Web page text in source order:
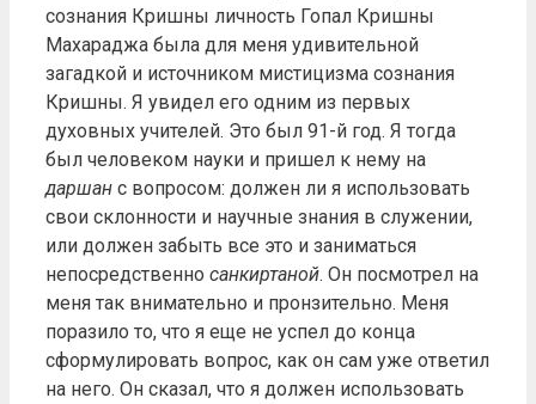
сознания Кришны личность Гопал Кришны
Махараджа была для меня удивительной
загадкой и источником мистицизма сознания
Кришны. Я увидел его одним из первых
духовных учителей. Это был 91-й год. Я тогда
был человеком науки и пришел к нему на
даршан с вопросом: должен ли я использовать
свои склонности и научные знания в служении,
или должен забыть все это и заниматься
непосредственно санкиртаной. Он посмотрел на
меня так внимательно и пронзительно. Меня
поразило то, что я еще не успел до конца
сформулировать вопрос, как он сам уже ответил
на него. Он сказал, что я должен использовать